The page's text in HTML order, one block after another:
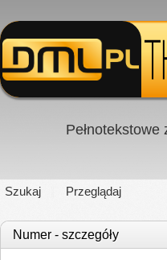
Szukaj Przeglądaj
Numer - szczegóły